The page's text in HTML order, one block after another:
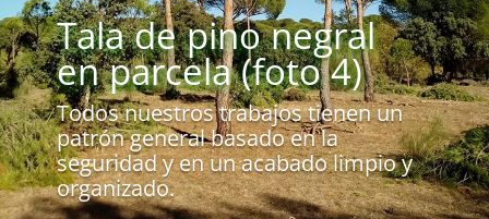
Tala de pino negral
en parcela (foto 4)
Todos nuestros trabajos tienen un
patrón general basado en la
seguridad y en un acabado limpio y
organizado.